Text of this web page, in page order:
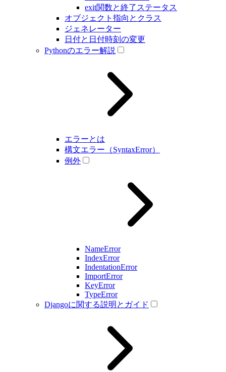
exit関数と終了ステータス
オブジェクト指向とクラス
ジェネレーター
日付と日付時刻の変更
Pythonのエラー解説
エラーとは
構文エラー（SyntaxError）
例外
NameError
IndexError
IndentationError
ImportError
KeyError
TypeError
Djangoに関する説明とガイド